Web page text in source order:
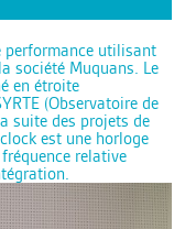
performance utilisant
société Muquans. Le
en étroite
(Observatoire de
suite des projets de
est une horloge
relative